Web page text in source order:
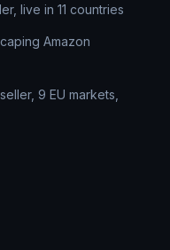
live in 11 countries
Amazon
9 EU markets,